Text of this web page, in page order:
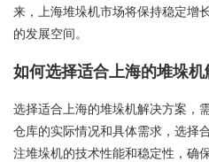
来，上海堆垛机市场将保持稳定增
的发展空间。
如何选择适合上海的堆垛机
选择适合上海的堆垛机解决方案，
仓库的实际情况和具体需求，选择
注堆垛机的技术性能和稳定性，确